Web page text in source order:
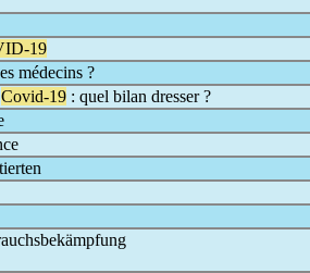
19
médecins ?
Covid-19 : quel bilan dresser ?